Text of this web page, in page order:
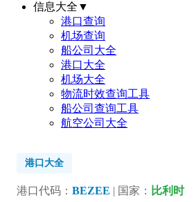
信息大全 ▼
港口查询
机场查询
船公司大全
港口大全
机场大全
物流时效查询工具
船公司查询工具
航空公司大全
港口大全
港口代码： BEZEE | 国家： 比利时